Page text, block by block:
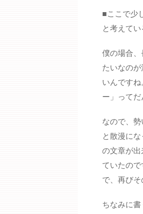
■ここで少
と考えて
僕の場合
たいなの
いんです
ー」ってだ
なので、
と散漫に
の文章が
ていたの
で、再びそ
ちなみに